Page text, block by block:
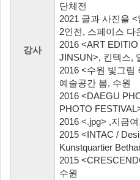
강사
단체전
2021 글과 사진을
2인전, 스페이스 다
2016 <ART
JINSUN>, 킨텍스,
2016 <수원 빛그림
예술공간 봄, 수원
2016 <DAEGU
PHOTO
2016 <.jpg> ,지금
2015 <INTAC /
Kunstquartier
2015
수원